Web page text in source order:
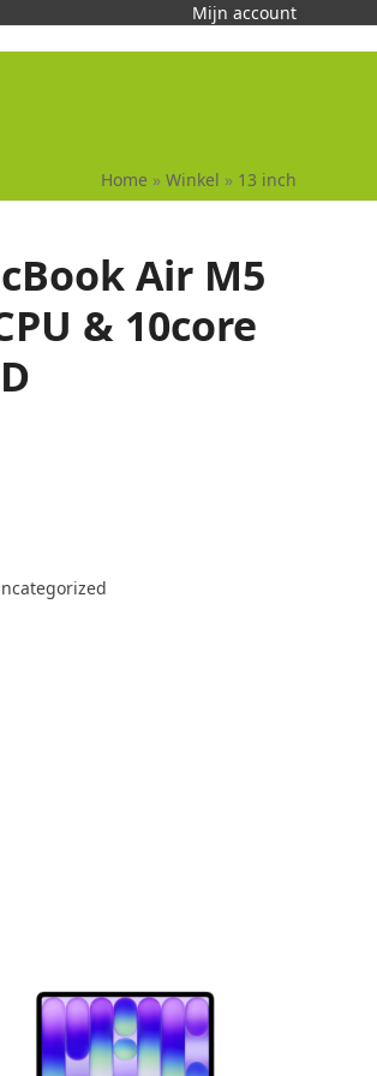
Mijn account
Home » Winkel » 13 inch
Air M5
& 10core